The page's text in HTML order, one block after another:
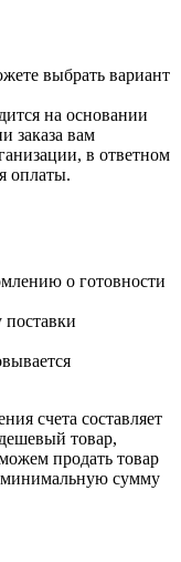
выбрать вариант
на основании
заказа вам
в ответном
оплаты.
о готовности
поставки
счета составляет
товар,
продать товар
минимальную сумму